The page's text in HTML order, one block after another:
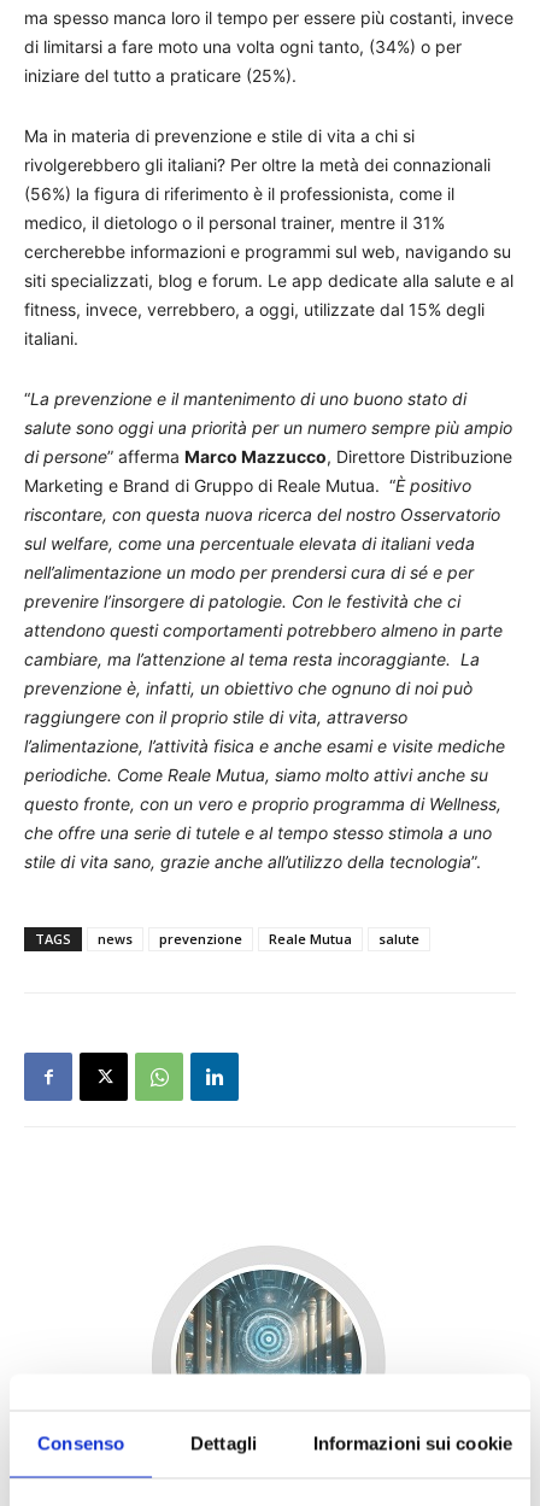
Consenso Dettagli Informazioni sui cookie
ma spesso manca loro il tempo per essere più costanti, invece
di limitarsi a fare moto una volta ogni tanto, (34%) o per
iniziare del tutto a praticare (25%).
Ma in materia di prevenzione e stile di vita a chi si
rivolgerebbero gli italiani? Per oltre la metà dei connazionali
(56%) la figura di riferimento è il professionista, come il
medico, il dietologo o il personal trainer, mentre il 31%
cercherebbe informazioni e programmi sul web, navigando su
siti specializzati, blog e forum. Le app dedicate alla salute e al
fitness, invece, verrebbero, a oggi, utilizzate dal 15% degli
italiani.
“La prevenzione e il mantenimento di uno buono stato di
salute sono oggi una priorità per un numero sempre più ampio
di persone” afferma Marco Mazzucco, Direttore Distribuzione
Marketing e Brand di Gruppo di Reale Mutua. “È positivo
riscontare, con questa nuova ricerca del nostro Osservatorio
sul welfare, come una percentuale elevata di italiani veda
nell’alimentazione un modo per prendersi cura di sé e per
prevenire l’insorgere di patologie. Con le festività che ci
attendono questi comportamenti potrebbero almeno in parte
cambiare, ma l’attenzione al tema resta incoraggiante. La
prevenzione è, infatti, un obiettivo che ognuno di noi può
raggiungere con il proprio stile di vita, attraverso
l’alimentazione, l’attività fisica e anche esami e visite mediche
periodiche. Come Reale Mutua, siamo molto attivi anche su
questo fronte, con un vero e proprio programma di Wellness,
che offre una serie di tutele e al tempo stesso stimola a uno
stile di vita sano, grazie anche all’utilizzo della tecnologia”.
TAGS news prevenzione Reale Mutua salute